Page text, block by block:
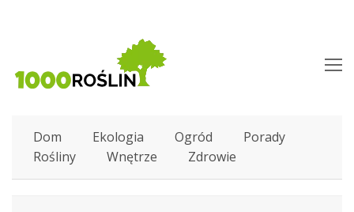
Dom Ekologia Ogród
Porady
Rośliny
Wnętrze Zdrowie